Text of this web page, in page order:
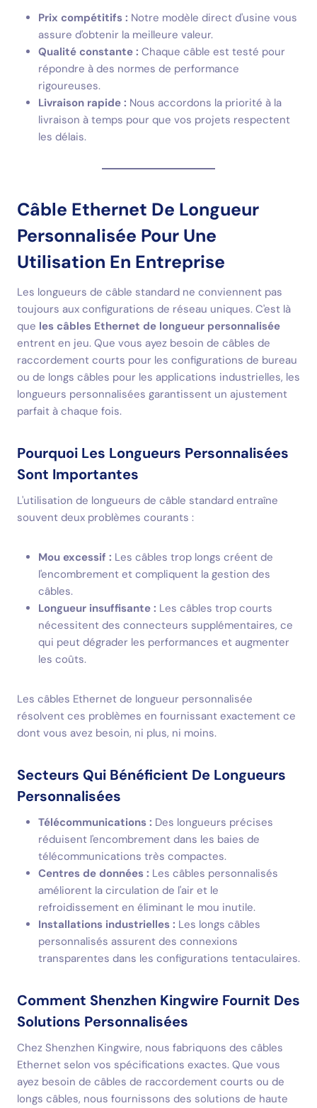
Prix compétitifs : Notre modèle direct d'usine vous
assure d'obtenir la meilleure valeur.
Qualité constante : Chaque câble est testé pour
répondre à des normes de performance
rigoureuses.
Livraison rapide : Nous accordons la priorité à la
livraison à temps pour que vos projets respectent
les délais.
Câble Ethernet De Longueur
Personnalisée Pour Une
Utilisation En Entreprise
Les longueurs de câble standard ne conviennent pas
toujours aux configurations de réseau uniques. C'est là
que les câbles Ethernet de longueur personnalisée
entrent en jeu. Que vous ayez besoin de câbles de
raccordement courts pour les configurations de bureau
ou de longs câbles pour les applications industrielles, les
longueurs personnalisées garantissent un ajustement
parfait à chaque fois.
Pourquoi Les Longueurs Personnalisées
Sont Importantes
L'utilisation de longueurs de câble standard entraîne
souvent deux problèmes courants :
Mou excessif : Les câbles trop longs créent de
l'encombrement et compliquent la gestion des
câbles.
Longueur insuffisante : Les câbles trop courts
nécessitent des connecteurs supplémentaires, ce
qui peut dégrader les performances et augmenter
les coûts.
Les câbles Ethernet de longueur personnalisée
résolvent ces problèmes en fournissant exactement ce
dont vous avez besoin, ni plus, ni moins.
Secteurs Qui Bénéficient De Longueurs
Personnalisées
Télécommunications : Des longueurs précises
réduisent l'encombrement dans les baies de
télécommunications très compactes.
Centres de données : Les câbles personnalisés
améliorent la circulation de l'air et le
refroidissement en éliminant le mou inutile.
Installations industrielles : Les longs câbles
personnalisés assurent des connexions
transparentes dans les configurations tentaculaires.
Comment Shenzhen Kingwire Fournit Des
Solutions Personnalisées
Chez Shenzhen Kingwire, nous fabriquons des câbles
Ethernet selon vos spécifications exactes. Que vous
ayez besoin de câbles de raccordement courts ou de
longs câbles, nous fournissons des solutions de haute